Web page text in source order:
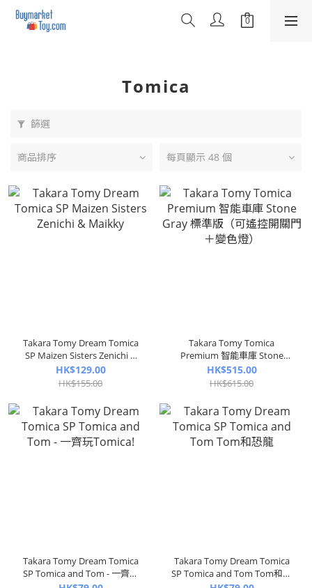
Tomica
篩選
商品排序 每頁顯示 48 個
Takara Tomy Dream Tomica
SP Maizen Sisters Zenichi &
Maikky
HK$129.00
HK$155.00
Takara Tomy Tomica
Premium 智能車庫 Stone
Gray 標準版（可遙控開關門＋
變色燈）
HK$515.00
HK$615.00
Takara Tomy Dream Tomica
SP Tomica and Tom - 一齊玩
Takara Tomy Dream Tomica
SP Tomica and Tom Tom和恐